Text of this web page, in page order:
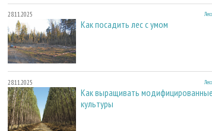
28.11.2025
Как посадить лес с умом
28.11.2025
Как выращивать
культуры